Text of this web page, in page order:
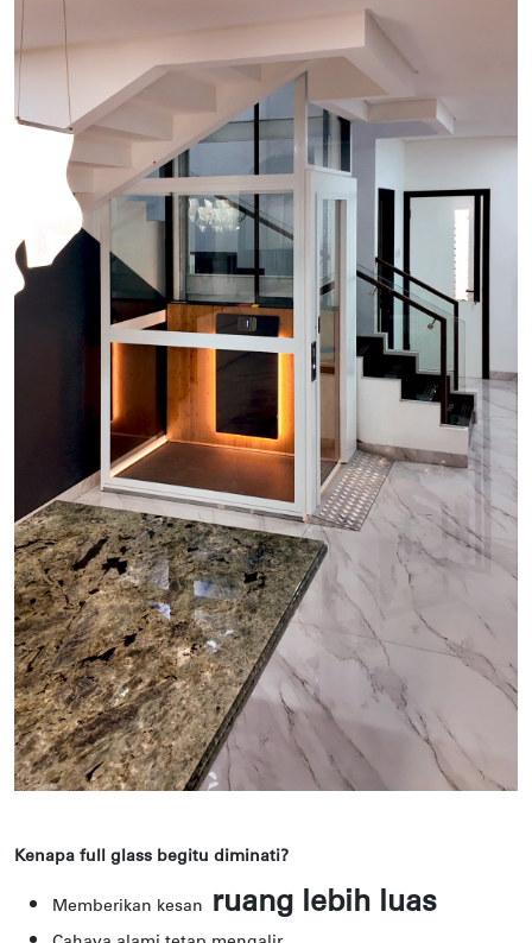
Kenapa full glass begitu diminati?
Memberikan kesan ruang lebih luas